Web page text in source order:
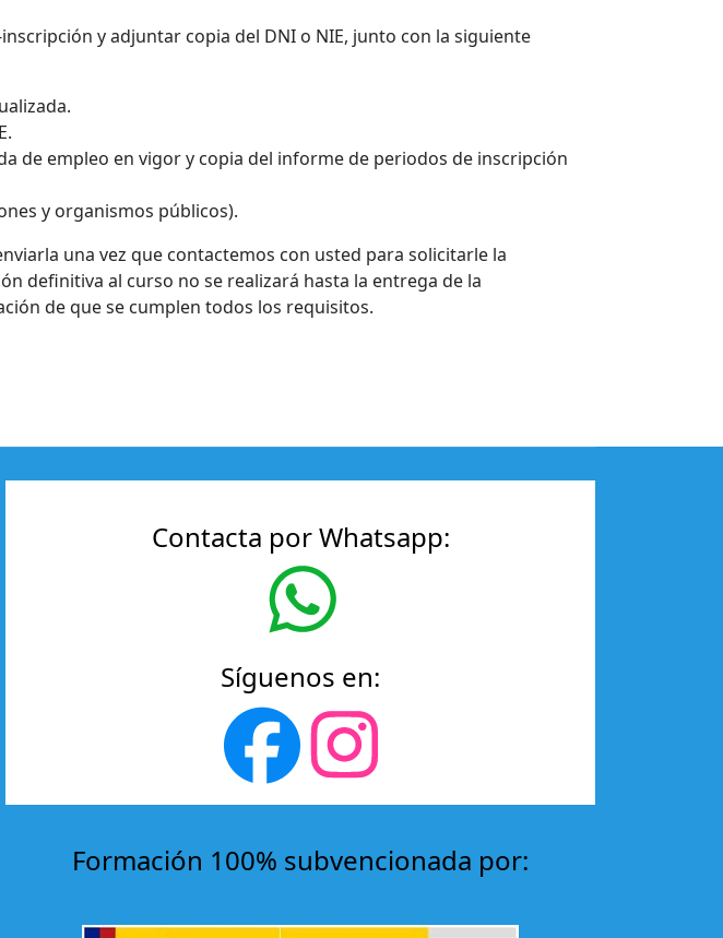
y adjuntar copia del DNI o NIE, junto con la siguiente
de empleo en vigor y copia del informe de periodos de inscripción
y organismos públicos).
una vez que contactemos con usted para solicitarle la
definitiva al curso no se realizará hasta la entrega de la
de que se cumplen todos los requisitos.
Contacta por Whatsapp:
Síguenos en:
Formación 100% subvencionada por: